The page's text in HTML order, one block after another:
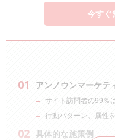
今すぐ
アンノウンマーケテ
サイト訪問者の99％
行動パターン、属性
具体的な施策例